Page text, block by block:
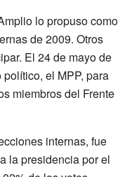
lo propuso como
de 2009. Otros
El 24 de mayo de
el MPP, para
miembros del Frente
internas, fue
la presidencia por el